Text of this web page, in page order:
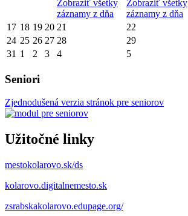
Zobraziť všetky
záznamy z dňa
Zobraziť všetky
záznamy z dňa
17 18 19 20 21 22
24 25 26 27 28 29
31 1 2 3 4 5
Seniori
Zjednodušená verzia stránok pre seniorov
Užitočné linky
mestokolarovo.sk/ds
kolarovo.digitalnemesto.sk
zsrabskakolarovo.edupage.org/